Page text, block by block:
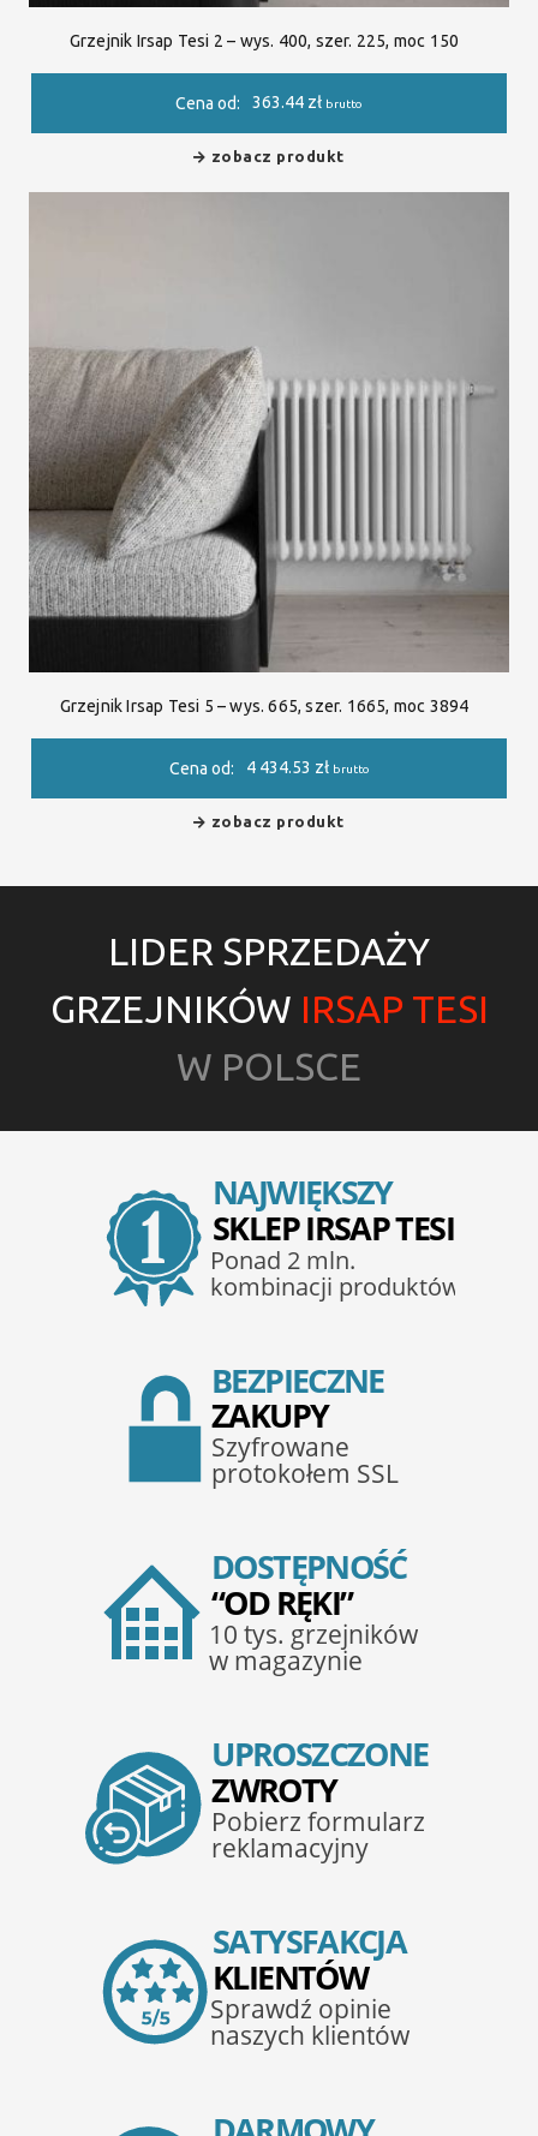
Grzejnik Irsap Tesi 2 – wys. 400, szer. 225, moc 150
Cena od: 363.44 zł brutto
zobacz produkt
Grzejnik Irsap Tesi 5 – wys. 665, szer. 1665, moc 3894
Cena od: 4 434.53 zł brutto
zobacz produkt
LIDER SPRZEDAŻY
GRZEJNIKÓW IRSAP TESI
W POLSCE